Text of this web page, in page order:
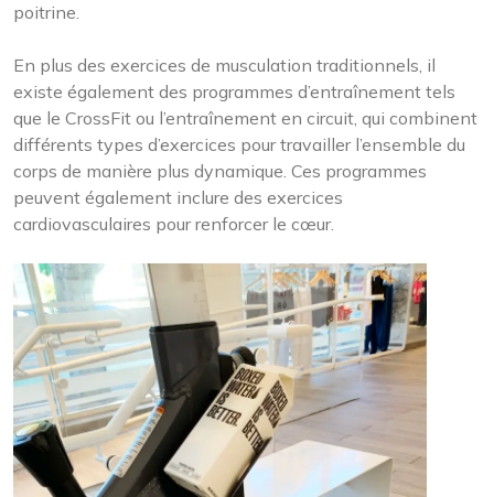
poitrine.
En plus des exercices de musculation traditionnels, il
existe également des programmes d’entraînement tels
que le CrossFit ou l’entraînement en circuit, qui combinent
différents types d’exercices pour travailler l’ensemble du
corps de manière plus dynamique. Ces programmes
peuvent également inclure des exercices
cardiovasculaires pour renforcer le cœur.